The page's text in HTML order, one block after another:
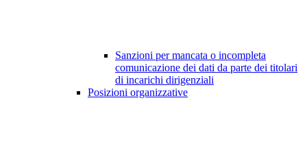
Sanzioni per mancata o incompleta
comunicazione dei dati da parte dei titolari
di incarichi dirigenziali
Posizioni organizzative